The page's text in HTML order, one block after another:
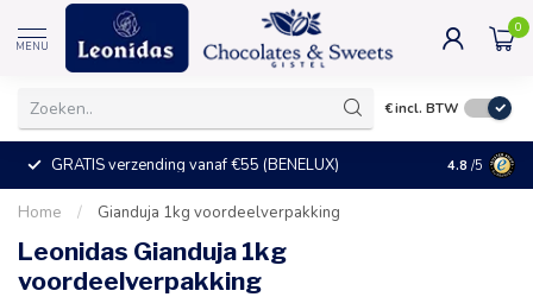
MENU
0
€incl. BTW
GRATIS verzending vanaf €55 (BENELUX) +25°C =
4.8 /5
Home / Gianduja 1kg voordeelverpakking
Leonidas Gianduja 1kg
voordeelverpakking